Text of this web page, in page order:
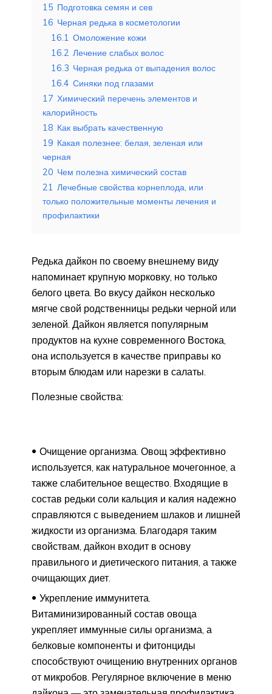
15 Подготовка семян и сев
16 Черная редька в косметологии
16.1 Омоложение кожи
16.2 Лечение слабых волос
16.3 Черная редька от выпадения волос
16.4 Синяки под глазами
17 Химический перечень элементов и
калорийность
18 Как выбрать качественную
19 Какая полезнее: белая, зеленая или
черная
20 Чем полезна химический состав
21 Лечебные свойства корнеплода, или
только положительные моменты лечения и
профилактики
Редька дайкон по своему внешнему виду
напоминает крупную морковку, но только
белого цвета. Во вкусу дайкон несколько
мягче свой родственницы редьки черной или
зеленой. Дайкон является популярным
продуктов на кухне современного Востока,
она используется в качестве приправы ко
вторым блюдам или нарезки в салаты.
Полезные свойства:
Очищение организма. Овощ эффективно
используется, как натуральное мочегонное, а
также слабительное вещество. Входящие в
состав редьки соли кальция и калия надежно
справляются с выведением шлаков и лишней
жидкости из организма. Благодаря таким
свойствам, дайкон входит в основу
правильного и диетического питания, а также
очищающих диет.
Укрепление иммунитета.
Витаминизированный состав овоща
укрепляет иммунные силы организма, а
белковые компоненты и фитонциды
способствуют очищению внутренних органов
от микробов. Регулярное включение в меню